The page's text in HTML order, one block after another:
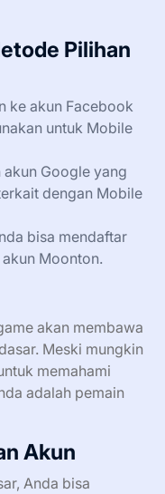
Pilihan
ke akun Facebook
untuk Mobile
akun Google yang
dengan Mobile
bisa mendaftar
Moonton.
akan membawa
Meski mungkin
memahami
adalah pemain
Akun
Anda bisa